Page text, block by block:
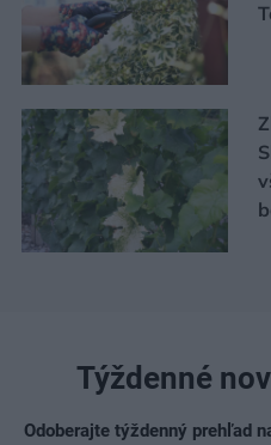
Týždenné
Odoberajte týždenný prehľad